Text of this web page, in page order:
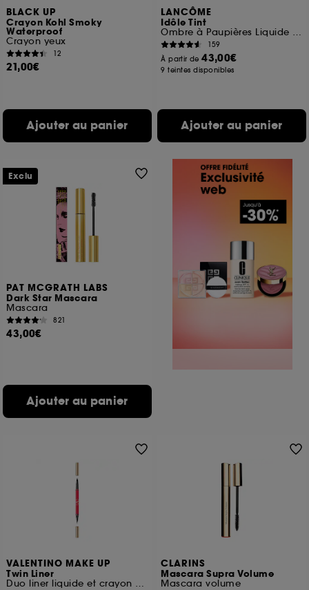
BLACK UP
Crayon Kohl Smoky
Waterproof
Crayon yeux
12
21,00€
Ajouter au panier
LANCÔME
Idôle Tint
Ombre à Paupières Liquide Multi-usage
159
À partir de43,00€
9 teintes disponibles
Ajouter au panier
PAT MCGRATH LABS
Dark Star Mascara
Mascara
821
43,00€
Ajouter au panier
Exclu
VALENTINO MAKE UP
Twin Liner
Duo liner liquide et crayon coloré tenue 16h
CLARINS
Mascara Supra Volume
Mascara volume